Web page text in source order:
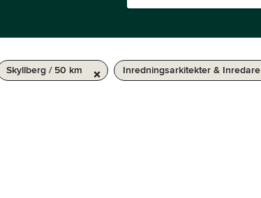
Skyllberg / 50 km Inredningsarkitekter & Inredare